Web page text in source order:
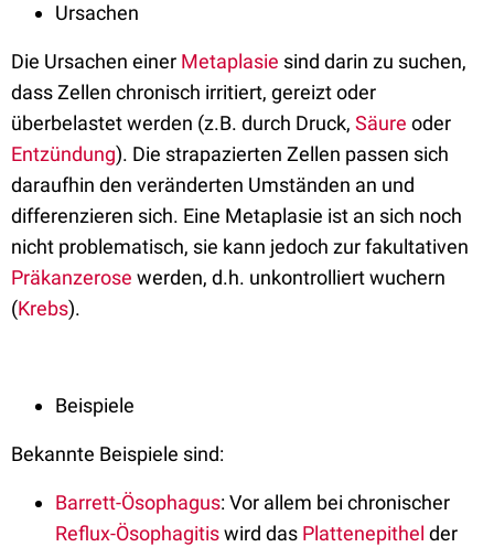
Ursachen
Die Ursachen einer Metaplasie sind darin zu suchen,
dass Zellen chronisch irritiert, gereizt oder
überbelastet werden (z.B. durch Druck, Säure oder
Entzündung). Die strapazierten Zellen passen sich
daraufhin den veränderten Umständen an und
differenzieren sich. Eine Metaplasie ist an sich noch
nicht problematisch, sie kann jedoch zur fakultativen
Präkanzerose werden, d.h. unkontrolliert wuchern
(Krebs).
Beispiele
Bekannte Beispiele sind:
Barrett-Ösophagus: Vor allem bei chronischer
Reflux-Ösophagitiswird das Plattenepithel der